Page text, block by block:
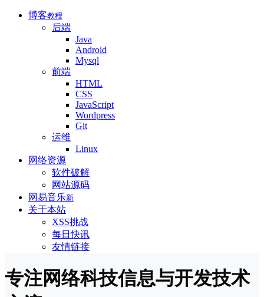
博客教程
后端
Java
Android
Mysql
前端
HTML
CSS
JavaScript
Wordpress
Git
运维
Linux
网络资源
软件破解
网站源码
网易音乐新
关于本站
XSS挑战
每日快讯
友情链接
专注网络科技信息与开发技术